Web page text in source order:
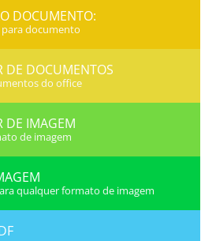
DOCUMENTO:
para documento
DE DOCUMENTOS
do office
DE IMAGEM
de imagem
qualquer formato de imagem